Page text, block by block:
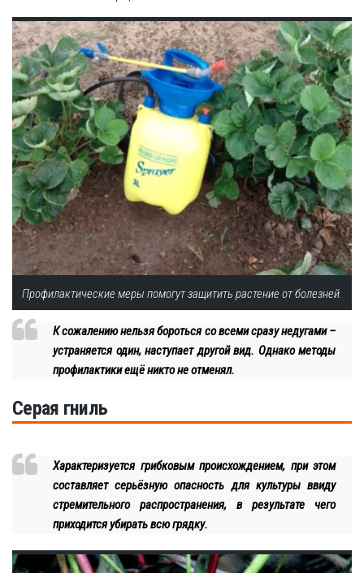
Профилактические меры помогут защитить растение от болезней.
К сожалению нельзя бороться со всеми сразу недугами –
устраняется один, наступает другой вид. Однако методы
профилактики ещё никто не отменял.
Серая гниль
Характеризуется грибковым происхождением, при этом
составляет серьёзную опасность для культуры ввиду
стремительного распространения, в результате чего
приходится убирать всю грядку.